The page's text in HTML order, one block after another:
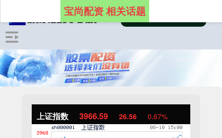
上证指数 3966.59 26.56 0.67%
宝尚配资 相关话题